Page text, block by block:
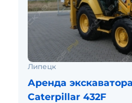
Липецк
Аренда
Caterpillar 432F